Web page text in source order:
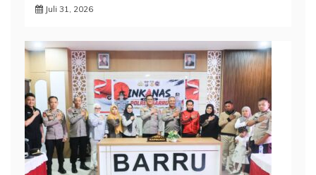
Juli 31, 2026